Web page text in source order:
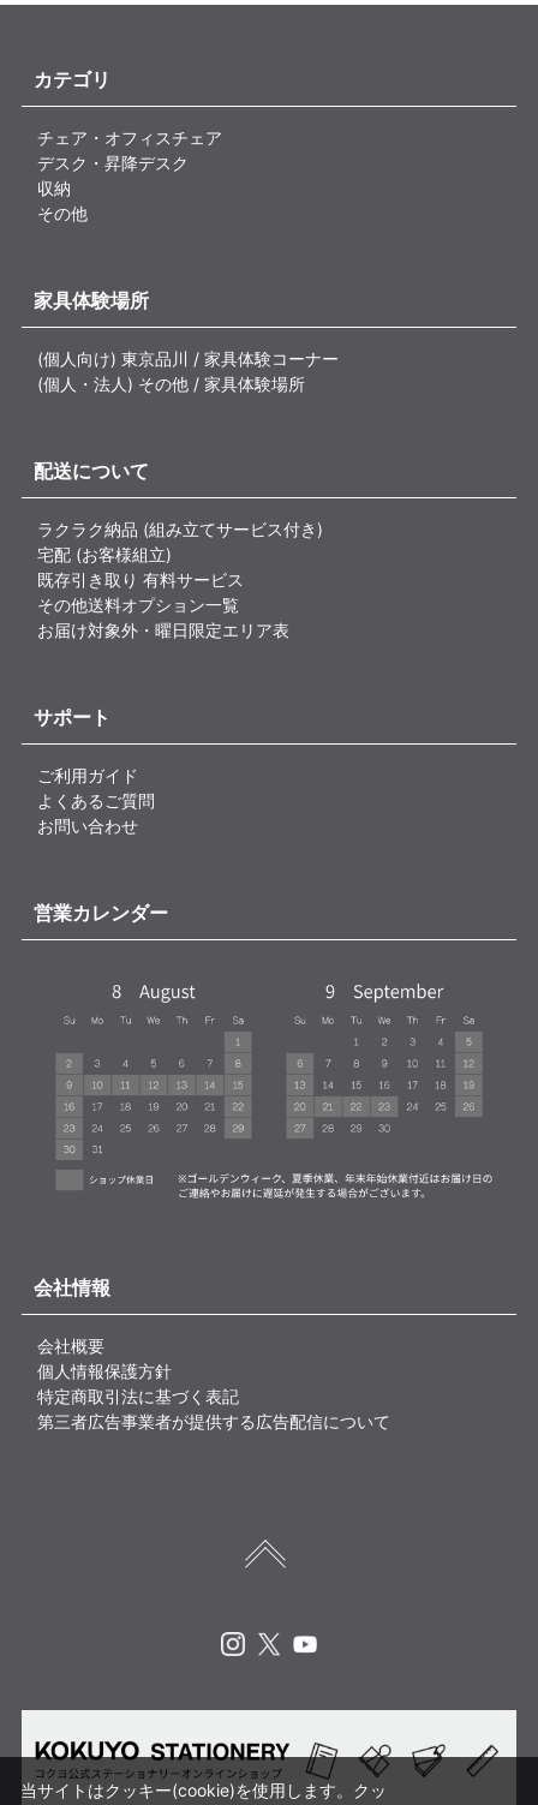
カテゴリ
チェア・オフィスチェア
デスク・昇降デスク
収納
その他
家具体験場所
(個人向け) 東京品川 / 家具体験コーナー
(個人・法人) その他 / 家具体験場所
配送について
ラクラク納品 (組み立てサービス付き)
宅配 (お客様組立)
既存引き取り 有料サービス
その他送料オプション一覧
お届け対象外・曜日限定エリア表
サポート
ご利用ガイド
よくあるご質問
お問い合わせ
営業カレンダー
会社情報
会社概要
個人情報保護方針
特定商取引法に基づく表記
第三者広告事業者が提供する広告配信について
当サイトはクッキー(cookie)を使用します。クッ